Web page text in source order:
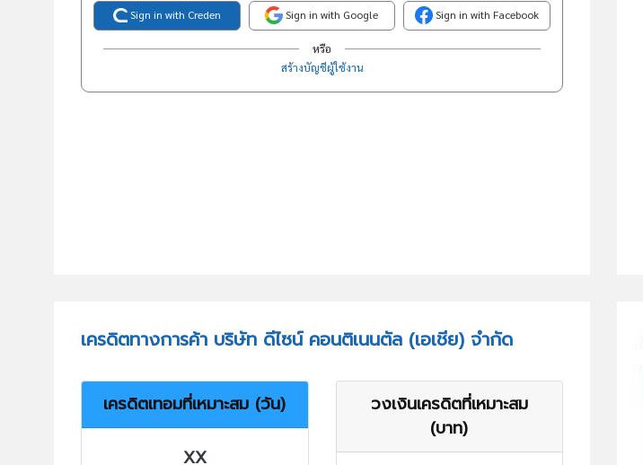
Sign in with Creden Sign in with Google Sign in with Facebook
หรือ
สร้างบัญชีผู้ใช้งาน
เครดิตทางการค้า บริษัท ดีไซน์ คอนติเนนตัล (เอเชีย) จำกัด
เครดิตเทอมที่เหมาะสม (วัน)
XX
วงเงินเครดิตที่เหมาะสม
(บาท)